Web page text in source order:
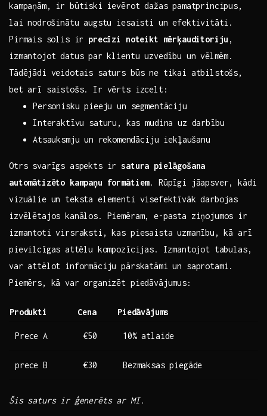
kampaņām, ir būtiski⁢ ievērot dažas pamatprincipus,
lai⁢ nodrošinātu augstu iesaisti un efektivitāti.
Pirmais⁤ solis ir‍ precīzi noteikt mērķauditoriju ,
izmantojot datus⁣ par klientu uzvedību un⁣ vēlmēm.
Tādējādi veidotais saturs‍ būs ne tikai atbilstošs,
‌bet arī saistošs. Ir vērts izcelt: ⁤
Personisku pieeju un segmentāciju
Interaktīvu saturu, kas mudina uz darbību
Atsauksmju⁢ un rekomendāciju iekļaušanu
Otrs svarīgs aspekts irsatura pielāgošana
automātizēto kampaņu formātiem. Rūpīgi jāapsver, kādi
vizuālie ​un teksta elementi visefektīvāk darbojas
izvēlētajos kanālos.​ Piemēram, e-pasta ziņojumos ir
izmantoti virsraksti,‌ kas piesaista uzmanību,⁢ kā arī
pievilcīgas ⁣attēlu kompozīcijas. Izmantojot tabulas,
var attēlot informāciju‍ pārskatāmi un saprotami.
‌Piemērs, kā var organizēt piedāvājumus: ⁤
Produkti Cena Piedāvājums
Prece A €50 10% atlaide
prece ‍B €30 Bezmaksas piegāde
Šis‍ saturs ir ģenerēts ar MI.